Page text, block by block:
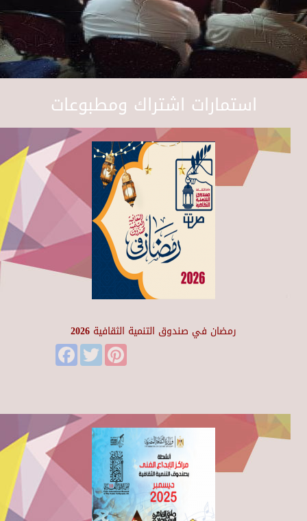
استمارات اشتراك ومطبوعات
رمضان في صندوق التنمية الثقافية 2026
FacebookTwitter